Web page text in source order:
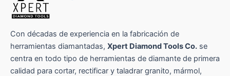
Con décadas de experiencia en la fabricación de
herramientas diamantadas, Xpert Diamond Tools Co. se
centra en todo tipo de herramientas de diamante de primera
calidad para cortar, rectificar y taladrar granito, mármol,